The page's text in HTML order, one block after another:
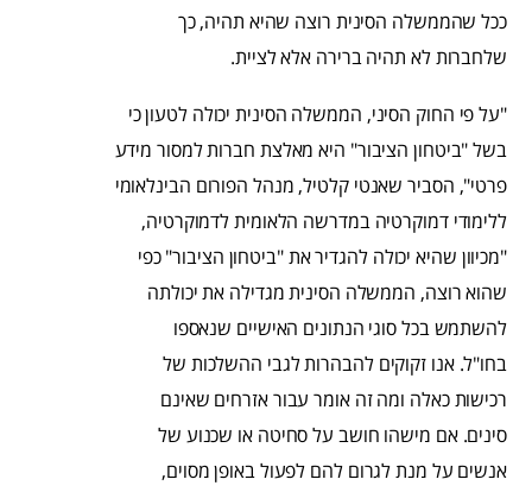
ככל שהממשלה הסינית רוצה שהיא תהיה, כך
שלחברות לא תהיה ברירה אלא לציית.
"על פי החוק הסיני, הממשלה הסינית יכולה לטעון כי
בשל "ביטחון הציבור" היא מאלצת חברות למסור מידע
פרטי", הסביר שאנטי קלטיל, מנהל הפורום הבינלאומי
ללימודי דמוקרטיה במדרשה הלאומית לדמוקרטיה,
"מכיוון שהיא יכולה להגדיר את "ביטחון הציבור" כפי
שהוא רוצה, הממשלה הסינית מגדילה את יכולתה
להשתמש בכל סוגי הנתונים האישיים שנאספו
בחו"ל. אנו זקוקים להבהרות לגבי ההשלכות של
רכישות כאלה ומה זה אומר עבור אזרחים שאינם
סינים. אם מישהו חושב על סחיטה או שכנוע של
אנשים על מנת לגרום להם לפעול באופן מסוים,